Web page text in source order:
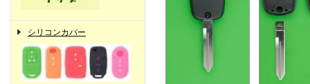
シリコンカバー